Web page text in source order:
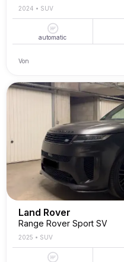
2024 • SUV
automatic
Von
Land Rover
Range Rover Sport SV
2025 • SUV